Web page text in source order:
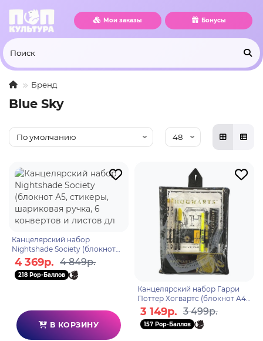
Мои заказы Бонусы
Бренд
Blue Sky
Канцелярский набор
Nightshade Society (блокнот
А5, стикеры, шариковая ручка,
6 конвертов и листов дл
4 369р. 4 849р.
218 Pop-Баллов
В КОРЗИНУ
Канцелярский набор Гарри
Поттер Хогвартс (блокнот A4
36 листов, 2 карандаша, 1
шариковая ручка, 2 ге
3 149р. 3 499р.
157 Pop-Баллов